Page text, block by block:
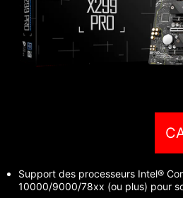
Support des processeurs Intel®
10000/9000/78xx (ou plus) pour